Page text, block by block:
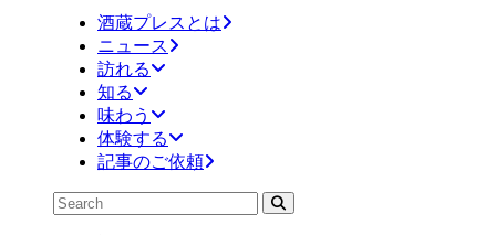
酒蔵プレスとは
ニュース
訪れる
知る
味わう
体験する
記事のご依頼